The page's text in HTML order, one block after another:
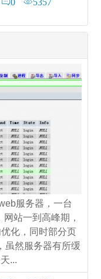
服务器，一台
站一到高峰期，
化，同时部分页
虽然服务器有所缓
...